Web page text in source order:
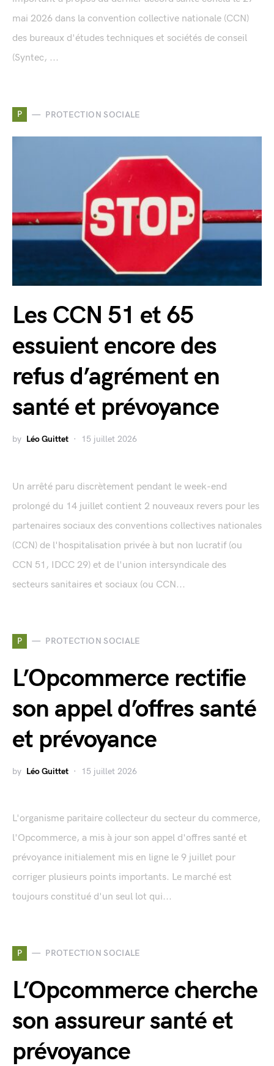
mai 2026 dans la convention collective nationale (CCN)
des bureaux d'études techniques et sociétés de conseil
(Syntec, ...
P PROTECTION SOCIALE
Les CCN 51 et 65
essuient encore des
refus d’agrément en
santé et prévoyance
by Léo Guittet 15 juillet 2026
Un arrêté paru discrètement pendant le week-end
prolongé du 14 juillet contient 2 nouveaux revers pour les
partenaires sociaux des conventions collectives nationales
(CCN) de l'hospitalisation privée à but non lucratif (ou
CCN 51, IDCC 29) et de l'union intersyndicale des
secteurs sanitaires et sociaux (ou CCN...
P PROTECTION SOCIALE
L’Opcommerce rectifie
son appel d’offres santé
et prévoyance
by Léo Guittet 15 juillet 2026
L'organisme paritaire collecteur du secteur du commerce,
l'Opcommerce, a mis à jour son appel d'offres santé et
prévoyance initialement mis en ligne le 9 juillet pour
corriger plusieurs points importants. Le marché est
toujours constitué d'un seul lot qui...
P PROTECTION SOCIALE
L’Opcommerce cherche
son assureur santé et
prévoyance